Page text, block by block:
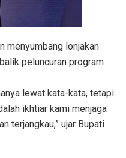
menyumbang lonjakan
peluncuran program
lewat kata-kata, tetapi
ikhtiar kami menjaga
terjangkau,” ujar Bupati